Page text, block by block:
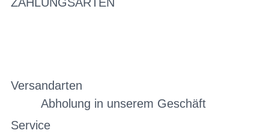
ZAHLUNGSARTEN
Versandarten
Abholung in unserem Geschäft
Service